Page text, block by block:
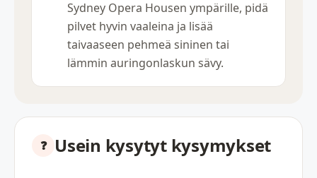
Sydney Opera Housen ympärille, pidä
pilvet hyvin vaaleina ja lisää
taivaaseen pehmeä sininen tai
lämmin auringonlaskun sävy.
Usein kysytyt kysymykset